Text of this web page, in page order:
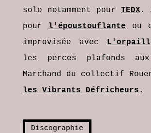
solo notamment pour TEDX.
pour l'époustouflante
ou
improvisée avec
les perces plafonds
Marchand du collectif
les Vibrants Défricheurs .
Discographie